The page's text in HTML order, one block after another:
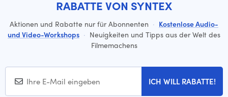
RABATTE VON SYNTEX
Aktionen und Rabatte nur für Abonnenten · Kostenlose Audio-
und Video-Workshops · Neuigkeiten und Tipps aus der Welt des
Filmemachens
ICH WILL RABATTE!